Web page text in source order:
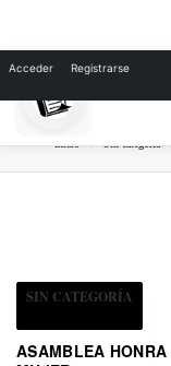
Inicio Sin categoría
SIN CATEGORÍA
ASAMBLEA
Acceder Registrarse